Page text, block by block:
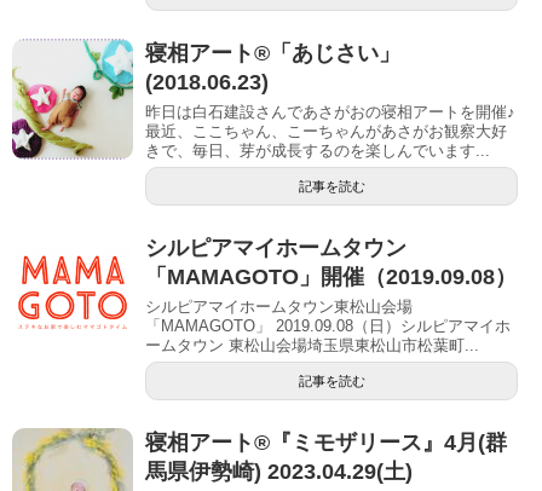
寝相アート®︎「あじさい」
(2018.06.23)
昨日は白石建設さんであさがおの寝相アートを開催♪
最近、ここちゃん、こーちゃんがあさがお観察大好
きで、毎日、芽が成長するのを楽しんでいます...
記事を読む
シルピアマイホームタウン
「MAMAGOTO」開催（2019.09.08）
シルピアマイホームタウン東松山会場
「MAMAGOTO」 2019.09.08（日）シルピアマイホ
ームタウン 東松山会場埼玉県東松山市松葉町...
記事を読む
寝相アート®︎『ミモザリース』4月(群
馬県伊勢崎) 2023.04.29(土)